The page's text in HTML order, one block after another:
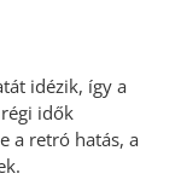
idézik, így a
idők
a retró hatás, a